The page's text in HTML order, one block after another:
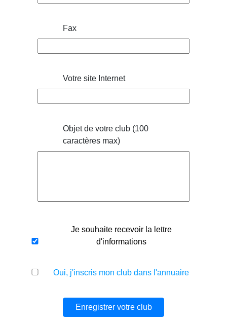
Fax
Votre site Internet
Objet de votre club (100
caractères max)
Je souhaite recevoir la lettre
d'informations
Oui, j'inscris mon club dans l'annuaire